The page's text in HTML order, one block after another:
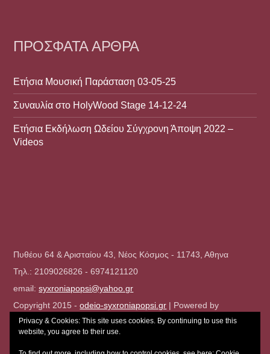
ΠΡΌΣΦΑΤΑ ΆΡΘΡΑ
Ετήσια Μουσική Παράσταση 03-05-25
Συναυλία στο HolyWood Stage 14-12-24
Ετήσια Εκδήλωση Ωδείου Σύγχρονη Άποψη 2022 –
Videos
Πυθέου 64 & Αρισταίου 43, Νέος Κόσμος - 11743, Αθηνα
Τηλ.: 2109026826 - 6974121120
email:syxroniapopsi@yahoo.gr
Copyright 2015 -odeio-syxroniapopsi.gr | Powered by
Northbridge
Privacy & Cookies: This site uses cookies. By continuing to use this
website, you agree to their use.